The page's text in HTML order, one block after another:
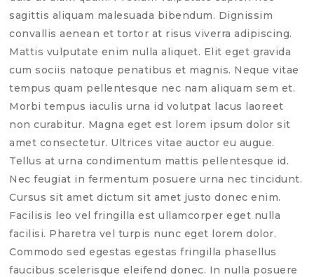
sagittis aliquam malesuada bibendum. Dignissim
convallis aenean et tortor at risus viverra adipiscing.
Mattis vulputate enim nulla aliquet. Elit eget gravida
cum sociis natoque penatibus et magnis. Neque vitae
tempus quam pellentesque nec nam aliquam sem et.
Morbi tempus iaculis urna id volutpat lacus laoreet
non curabitur. Magna eget est lorem ipsum dolor sit
amet consectetur. Ultrices vitae auctor eu augue.
Tellus at urna condimentum mattis pellentesque id.
Nec feugiat in fermentum posuere urna nec tincidunt.
Cursus sit amet dictum sit amet justo donec enim.
Facilisis leo vel fringilla est ullamcorper eget nulla
facilisi. Pharetra vel turpis nunc eget lorem dolor.
Commodo sed egestas egestas fringilla phasellus
faucibus scelerisque eleifend donec. In nulla posuere